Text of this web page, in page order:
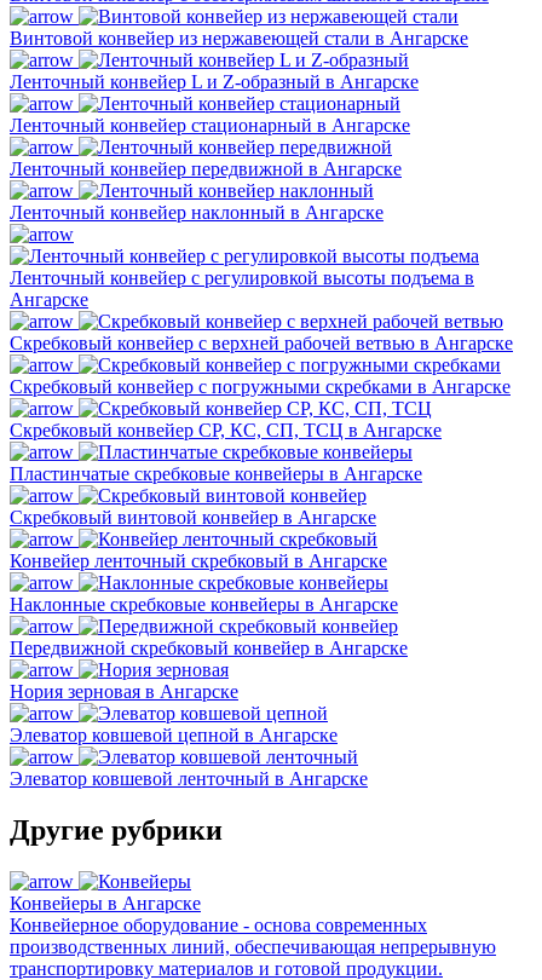
Винтовой конвейер из нержавеющей стали в Ангарске
Ленточный конвейер L и Z-образный в Ангарске
Ленточный конвейер стационарный в Ангарске
Ленточный конвейер передвижной в Ангарске
Ленточный конвейер наклонный в Ангарске
Ленточный конвейер с регулировкой высоты подъема в
Ангарске
Скребковый конвейер с верхней рабочей ветвью в Ангарске
Скребковый конвейер с погружными скребками в Ангарске
Скребковый конвейер СР, КС, СП, ТСЦ в Ангарске
Пластинчатые скребковые конвейеры в Ангарске
Скребковый винтовой конвейер в Ангарске
Конвейер ленточный скребковый в Ангарске
Наклонные скребковые конвейеры в Ангарске
Передвижной скребковый конвейер в Ангарске
Нория зерновая в Ангарске
Элеватор ковшевой цепной в Ангарске
Элеватор ковшевой ленточный в Ангарске
Другие рубрики
Конвейеры в Ангарске
Конвейерное оборудование - основа современных
производственных линий, обеспечивающая непрерывную
транспортировку материалов и готовой продукции.